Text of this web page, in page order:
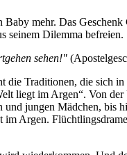
mehr. Das Geschenk
seinem Dilemma befreien.
sehen!"
Traditionen, die sich in
liegt im Argen“. Von
jungen Mädchen, bis
Argen.